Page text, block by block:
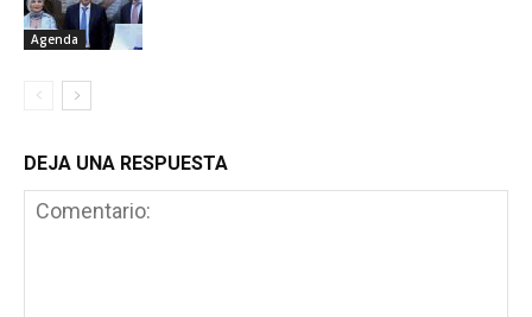
Agenda
DEJA UNA RESPUESTA